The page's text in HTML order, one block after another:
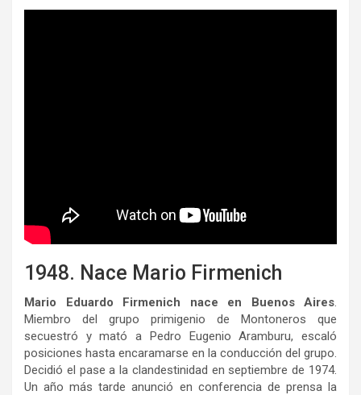
1948. Nace Mario Firmenich
Mario Eduardo Firmenich nace en Buenos Aires.
Miembro del grupo primigenio de Montoneros que
secuestró y mató a Pedro Eugenio Aramburu, escaló
posiciones hasta encaramarse en la conducción del grupo.
Decidió el pase a la clandestinidad en septiembre de 1974.
Un año más tarde anunció en conferencia de prensa la